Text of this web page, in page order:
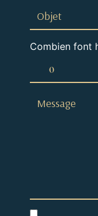
Combien font